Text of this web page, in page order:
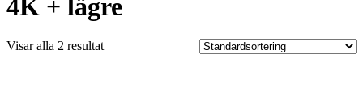
4K + lägre
Visar alla 2 resultat